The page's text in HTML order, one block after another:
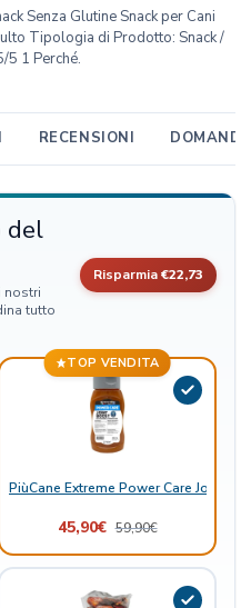
Senza Glutine Snack per Cani
Tipologia di Prodotto: Snack /
1 Perché.
RECENSIONI
del
nostri
tutto
Risparmia€22,73
Rossi e Ginseng - Snack Senza
TOP VENDITA
PiùCane Extreme Power Care Joint
45,90€ 59,90€